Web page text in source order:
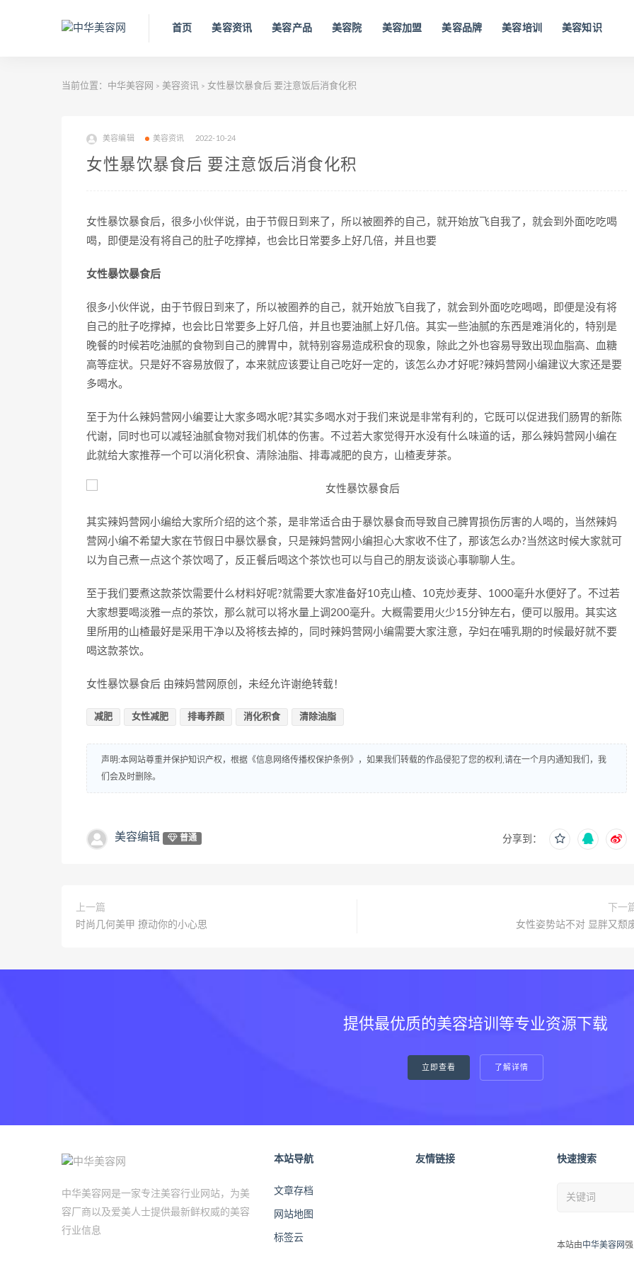
首页 美容资讯 美容产品 美容院 美容加盟 美容品牌 美容培训 美容知识
当前位置： 中华美容网 > 美容资讯 > 女性暴饮暴食后 要注意饭后消食化积
美容编辑 美容资讯 2022-10-24
女性暴饮暴食后 要注意饭后消食化积
女性暴饮暴食后，很多小伙伴说，由于节假日到来了，所以被圈养的自己，就开始放飞自我了，就会到外面吃吃喝
喝，即便是没有将自己的肚子吃撑掉，也会比日常要多上好几倍，并且也要
女性暴饮暴食后
很多小伙伴说，由于节假日到来了，所以被圈养的自己，就开始放飞自我了，就会到外面吃吃喝喝，即便是没有将
自己的肚子吃撑掉，也会比日常要多上好几倍，并且也要油腻上好几倍。其实一些油腻的东西是难消化的，特别是
晚餐的时候若吃油腻的食物到自己的脾胃中，就特别容易造成积食的现象，除此之外也容易导致出现血脂高、血糖
高等症状。只是好不容易放假了，本来就应该要让自己吃好一定的，该怎么办才好呢?辣妈营网小编建议大家还是要
多喝水。
至于为什么辣妈营网小编要让大家多喝水呢?其实多喝水对于我们来说是非常有利的，它既可以促进我们肠胃的新陈
代谢，同时也可以减轻油腻食物对我们机体的伤害。不过若大家觉得开水没有什么味道的话，那么辣妈营网小编在
此就给大家推荐一个可以消化积食、清除油脂、排毒减肥的良方，山楂麦芽茶。
其实辣妈营网小编给大家所介绍的这个茶，是非常适合由于暴饮暴食而导致自己脾胃损伤厉害的人喝的，当然辣妈
营网小编不希望大家在节假日中暴饮暴食，只是辣妈营网小编担心大家收不住了，那该怎么办?当然这时候大家就可
以为自己煮一点这个茶饮喝了，反正餐后喝这个茶饮也可以与自己的朋友谈谈心事聊聊人生。
至于我们要煮这款茶饮需要什么材料好呢?就需要大家准备好10克山楂、10克炒麦芽、1000毫升水便好了。不过若
大家想要喝淡雅一点的茶饮，那么就可以将水量上调200毫升。大概需要用火少15分钟左右，便可以服用。其实这
里所用的山楂最好是采用干净以及将核去掉的，同时辣妈营网小编需要大家注意，孕妇在哺乳期的时候最好就不要
喝这款茶饮。
女性暴饮暴食后 由辣妈营网原创，未经允许谢绝转载！
减肥 女性减肥 排毒养颜 消化积食 清除油脂
声明:本网站尊重并保护知识产权，根据《信息网络传播权保护条例》，如果我们转载的作品侵犯了您的权利,请在一个月内通知我们，我
们会及时删除。
美容编辑 普通 分享到：
上一篇
时尚几何美甲 撩动你的小心思
下一
女性姿势站不对 显胖又颓
提供最优质的美容培训等专业资源下载
立即查看 了解详情
中华美容网是一家专注美容行业网站，为美
容厂商以及爱美人士提供最新鲜权威的美容
行业信息
本站导航
文章存档
网站地图
标签云
友情链接 快速搜索
本站由中华美容网